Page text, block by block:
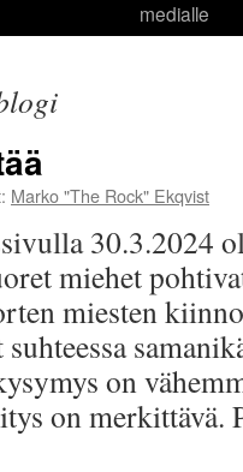
medialle
Marko "The Rock" Ekqvist
30.3.2024
miehet
miesten
on
on